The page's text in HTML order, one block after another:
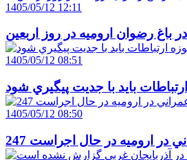
1405/05/12 12:11
باغ رضوان ارومیه در روز اربعین
1405/05/12 08:51
بايد با جديت پيگيري شود
1405/05/12 08:50
در اروميه در حال اجراست